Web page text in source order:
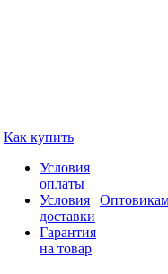
Как купить
Условия
оплаты
Условия
доставки
Гарантия
на товар